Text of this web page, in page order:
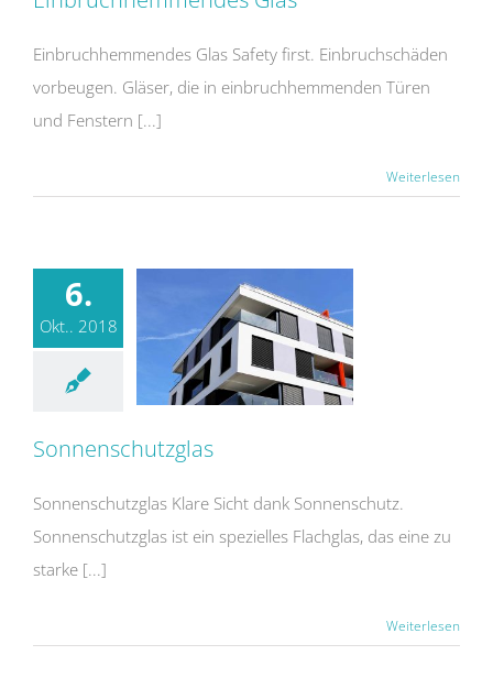
Einbruchhemmendes Glas Safety first. Einbruchschäden
vorbeugen. Gläser, die in einbruchhemmenden Türen
und Fenstern [...]
Weiterlesen
6.
Okt.. 2018
Sonnenschutzglas
Sonnenschutzglas Klare Sicht dank Sonnenschutz.
Sonnenschutzglas ist ein spezielles Flachglas, das eine zu
starke [...]
Weiterlesen